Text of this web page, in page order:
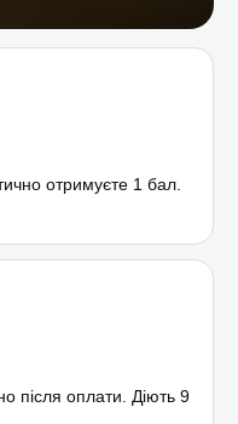
отримуєте 1 бал.
після оплати. Діють 9